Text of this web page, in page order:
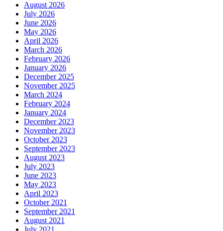
August 2026
July 2026
June 2026
May 2026
April 2026
March 2026
February 2026
January 2026
December 2025
November 2025
March 2024
February 2024
January 2024
December 2023
November 2023
October 2023
September 2023
August 2023
July 2023
June 2023
May 2023
April 2023
October 2021
September 2021
August 2021
July 2021